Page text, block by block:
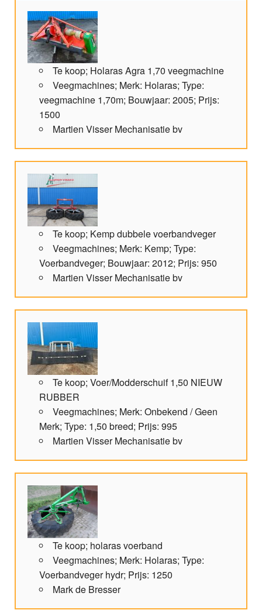
Te koop; Holaras Agra 1,70 veegmachine
Veegmachines; Merk: Holaras; Type:
veegmachine 1,70m; Bouwjaar: 2005; Prijs:
1500
Martien Visser Mechanisatie bv
Te koop; Kemp dubbele voerbandveger
Veegmachines; Merk: Kemp; Type:
Voerbandveger; Bouwjaar: 2012; Prijs: 950
Martien Visser Mechanisatie bv
Te koop; Voer/Modderschuif 1,50 NIEUW
RUBBER
Veegmachines; Merk: Onbekend / Geen
Merk; Type: 1,50 breed; Prijs: 995
Martien Visser Mechanisatie bv
Te koop; holaras voerband
Veegmachines; Merk: Holaras; Type:
Voerbandveger hydr; Prijs: 1250
Mark de Bresser